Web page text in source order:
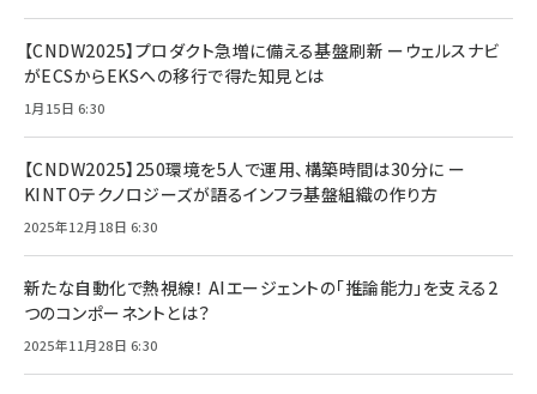
【CNDW2025】プロダクト急増に備える基盤刷新 ーウェルスナビ
がECSからEKSへの移行で得た知見とは
1月15日 6:30
【CNDW2025】250環境を5人で運用、構築時間は30分に ー
KINTOテクノロジーズが語るインフラ基盤組織の作り方
2025年12月18日 6:30
新たな自動化で熱視線！ AIエージェントの「推論能力」を支える2
つのコンポーネントとは？
2025年11月28日 6:30